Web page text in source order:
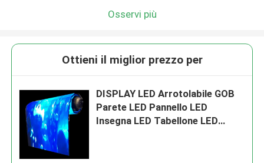
Osservi più
Ottieni il miglior prezzo per
DISPLAY LED Arrotolabile GOB
Parete LED Pannello LED
Insegna LED Tabellone LED